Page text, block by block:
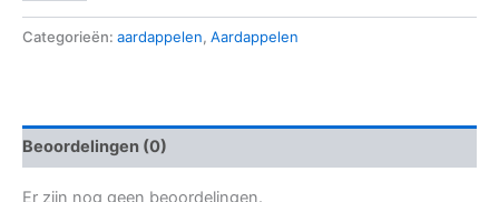
Categorieën: aardappelen, Aardappelen
Beoordelingen (0)
Er zijn nog geen beoordelingen.